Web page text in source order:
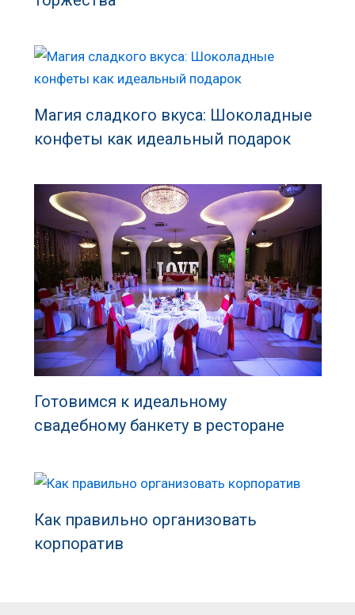
Магия сладкого вкуса: Шоколадные
конфеты как идеальный подарок
Готовимся к идеальному
свадебному банкету в ресторане
Как правильно организовать
корпоратив